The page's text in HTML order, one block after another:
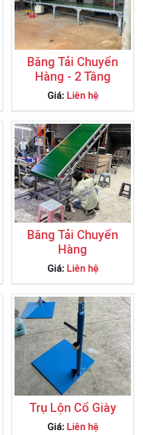
Băng Tải Chuyển
Hàng - 2 Tầng
Giá: Liên hệ
Băng Tải Chuyển
Hàng
Giá: Liên hệ
Trụ Lộn Cổ Giày
Giá: Liên hệ